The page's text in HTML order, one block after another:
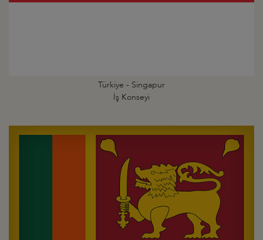
Türkiye - Singapur
İş Konseyi